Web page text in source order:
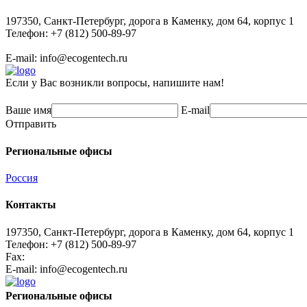
197350, Санкт-Петербург, дорога в Каменку, дом 64, корпус 1
Телефон: +7 (812) 500-89-97
E-mail: info@ecogеntech.ru
Если у Вас возникли вопросы, напишите нам!
Ваше имя E-mail
Отправить
Региональные офисы
Россия
Контакты
197350, Санкт-Петербург, дорога в Каменку, дом 64, корпус 1
Телефон: +7 (812) 500-89-97
Fax:
E-mail: info@ecogеntech.ru
Региональные офисы